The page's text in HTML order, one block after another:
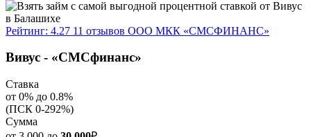
Рейтинг: 4.27 11 отзывов ООО МКК «СМСФИНАНС»
Вивус - «СМСфинанс»
Ставка
от 0% до 0.8%
(ПСК 0-292%)
Сумма